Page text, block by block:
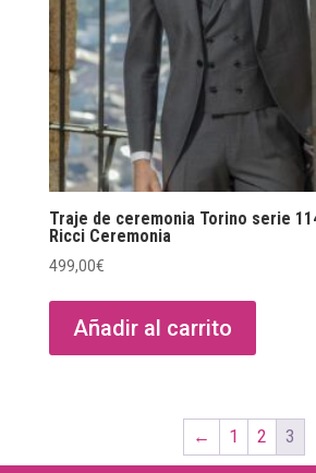
Traje de ceremonia Torino serie
Ricci Ceremonia
499,00€
Añadir al carrito
← 1 2 3